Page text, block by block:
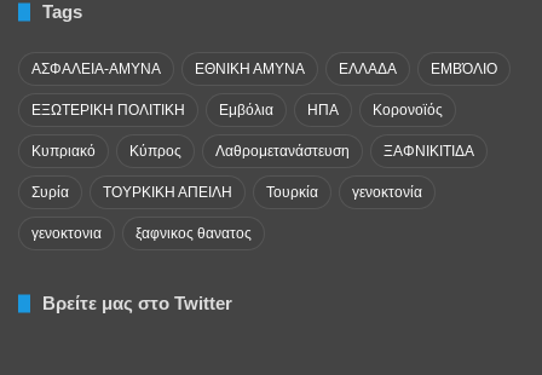
Tags
ΑΣΦΑΛΕΙΑ-ΑΜΥΝΑ ΕΘΝΙΚΗ ΑΜΥΝΑ ΕΛΛΑΔΑ ΕΜΒΌΛΙΟ
ΕΞΩΤΕΡΙΚΗ ΠΟΛΙΤΙΚΗ Εμβόλια ΗΠΑ Κορονοϊός
Κυπριακό Κύπρος Λαθρομετανάστευση ΞΑΦΝΙΚΙΤΙΔΑ
Συρία ΤΟΥΡΚΙΚΗ ΑΠΕΙΛΗ Τουρκία γενοκτονία
γενοκτονια ξαφνικος θανατος
Βρείτε μας στο Twitter